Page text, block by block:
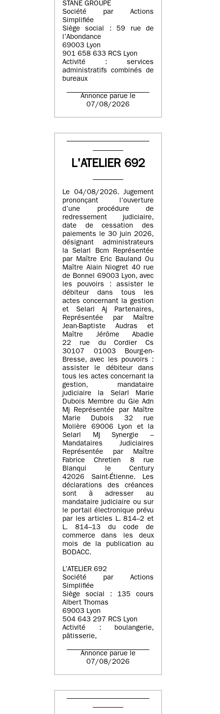
STANE GROUPE
Société par Actions
Simplifiée
Siège social : 59 rue de
l’Abondance
69003 Lyon
901 658 633 RCS Lyon
Activité : services
administratifs combinés de
bureaux
Annonce parue le
07/08/2026
L'ATELIER 692
Le 04/08/2026. Jugement
prononçant l’ouverture
d’une procédure de
redressement judiciaire,
date de cessation des
paiements le 30 juin 2026,
désignant administrateurs
la Selarl Bcm Représentée
par Maître Eric Bauland Ou
Maître Alain Niogret 40 rue
de Bonnel 69003 Lyon, avec
les pouvoirs : assister le
débiteur dans tous les
actes concernant la gestion
et Selarl Aj Partenaires,
Représentée par Maître
Jean-Baptiste Audras et
Maître Jérôme Abadie
22 rue du Cordier Cs
30107 01003 Bourg-en-
Bresse, avec les pouvoirs :
assister le débiteur dans
tous les actes concernant la
gestion, mandataire
judiciaire la Selarl Marie
Dubois Membre du Gie Adn
Mj Représentée par Maître
Marie Dubois 32 rue
Molière 69006 Lyon et la
Selarl Mj Synergie –
Mandataires Judiciaires
Représentée par Maître
Fabrice Chretien 8 rue
Blanqui le Century
42026 Saint-Étienne. Les
déclarations des créances
sont à adresser au
mandataire judiciaire ou sur
le portail électronique prévu
par les articles L. 814–2 et
L. 814–13 du code de
commerce dans les deux
mois de la publication au
BODACC.
L’ATELIER 692
Société par Actions
Simplifiée
Siège social : 135 cours
Albert Thomas
69003 Lyon
504 643 297 RCS Lyon
Activité : boulangerie,
pâtisserie,
Annonce parue le
07/08/2026